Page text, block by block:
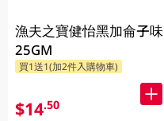
漁夫之寶健怡黑加侖子味
25GM
買1送1(加2件入購物車)
$14.50